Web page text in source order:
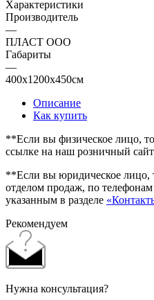
Характеристики
Производитель
—
ПЛАСТ ООО
Габариты
—
400x1200x450см
Описание
Как купить
**Если вы физическое лицо,
ссылке на наш розничный
**Если вы юридическое лицо,
отделом продаж, по
указанным в разделе
Рекомендуем
Нужна консультация?